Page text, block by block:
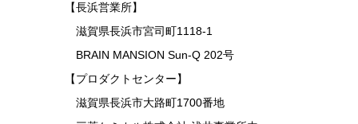
【長浜営業所】
滋賀県長浜市宮司町1118-1
BRAIN MANSION Sun-Q 202号
【プロダクトセンター】
滋賀県長浜市大路町1700番地